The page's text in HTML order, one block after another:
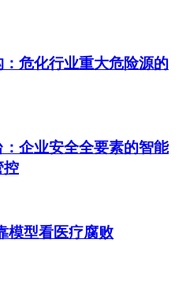
危化行业重大危险源的
企业安全全要素的智能
控
模型看医疗腐败